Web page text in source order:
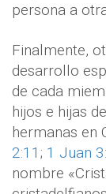
persona a
Finalmente,
desarrollo
de cada
hijos e hijas
hermanas en
2:11 ; 1 Juan
nombre